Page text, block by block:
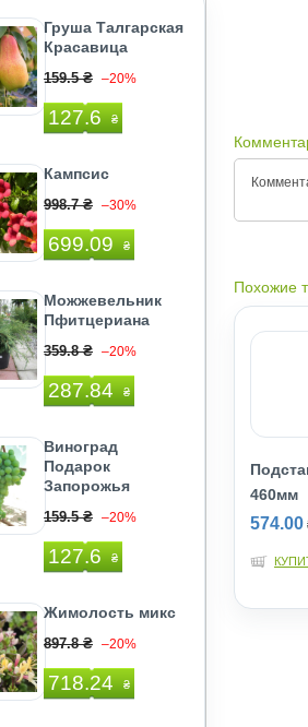
Груша Талгарская
Красавица
159.5 ₴ –20%
127.6 ₴
Кампсис
998.7 ₴ –30%
699.09 ₴
Можжевельник
Пфитцериана
359.8 ₴ –20%
287.84 ₴
Виноград
Подарок
Запорожья
159.5 ₴ –20%
127.6 ₴
Жимолость микс
897.8 ₴ –20%
718.24 ₴
Похожие
460мм
574.00